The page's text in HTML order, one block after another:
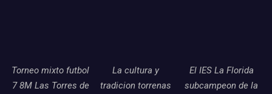
Torneo mixto futbol
7 8M Las Torres de
La cultura y
tradicion torrenas
El IES La Florida
subcampeon de la